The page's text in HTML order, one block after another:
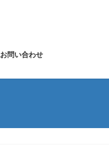
お問い合わせ